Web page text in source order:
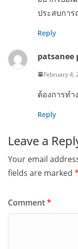
ประสบการ
Reply
patsanee
February 4,
ต้องการท
Reply
Leave a
Your email
fields are marked *
Comment*